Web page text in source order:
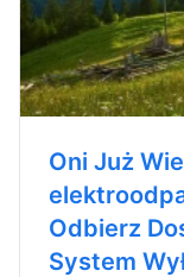
Oni Już
Odbierz
System